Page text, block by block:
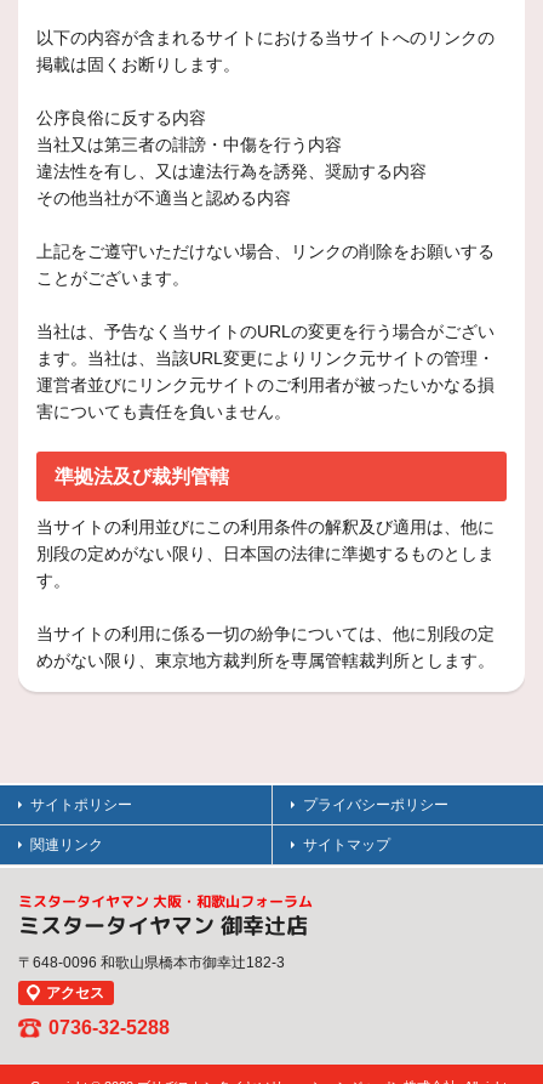
以下の内容が含まれるサイトにおける当サイトへのリンクの
掲載は固くお断りします。
公序良俗に反する内容
当社又は第三者の誹謗・中傷を行う内容
違法性を有し、又は違法行為を誘発、奨励する内容
その他当社が不適当と認める内容
上記をご遵守いただけない場合、リンクの削除をお願いする
ことがございます。
当社は、予告なく当サイトのURLの変更を行う場合がござい
ます。当社は、当該URL変更によりリンク元サイトの管理・
運営者並びにリンク元サイトのご利用者が被ったいかなる損
害についても責任を負いません。
準拠法及び裁判管轄
当サイトの利用並びにこの利用条件の解釈及び適用は、他に
別段の定めがない限り、日本国の法律に準拠するものとしま
す。
当サイトの利用に係る一切の紛争については、他に別段の定
めがない限り、東京地方裁判所を専属管轄裁判所とします。
サイトポリシー プライバシーポリシー
関連リンク サイトマップ
ミスタータイヤマン 大阪・和歌山フォーラム
ミスタータイヤマン 御幸辻店
〒648-0096 和歌山県橋本市御幸辻182-3
アクセス
0736-32-5288